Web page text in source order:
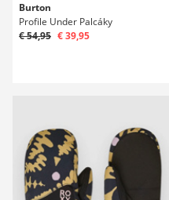
Burton
Profile Under Palcáky
€ 54,95 € 39,95